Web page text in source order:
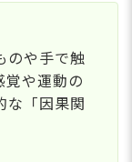
のや手で触
覚や運動の
な「因果関